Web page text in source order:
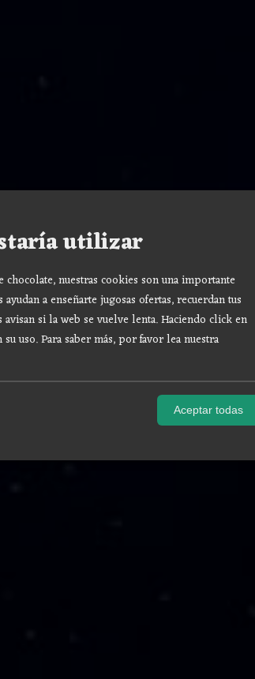
utilizar
nuestras cookies son una importante
a enseñarte jugosas ofertas, recuerdan tus
si la web se vuelve lenta. Haciendo click en
uso.Para saber más, por favor lea nuestra
Aceptar todas